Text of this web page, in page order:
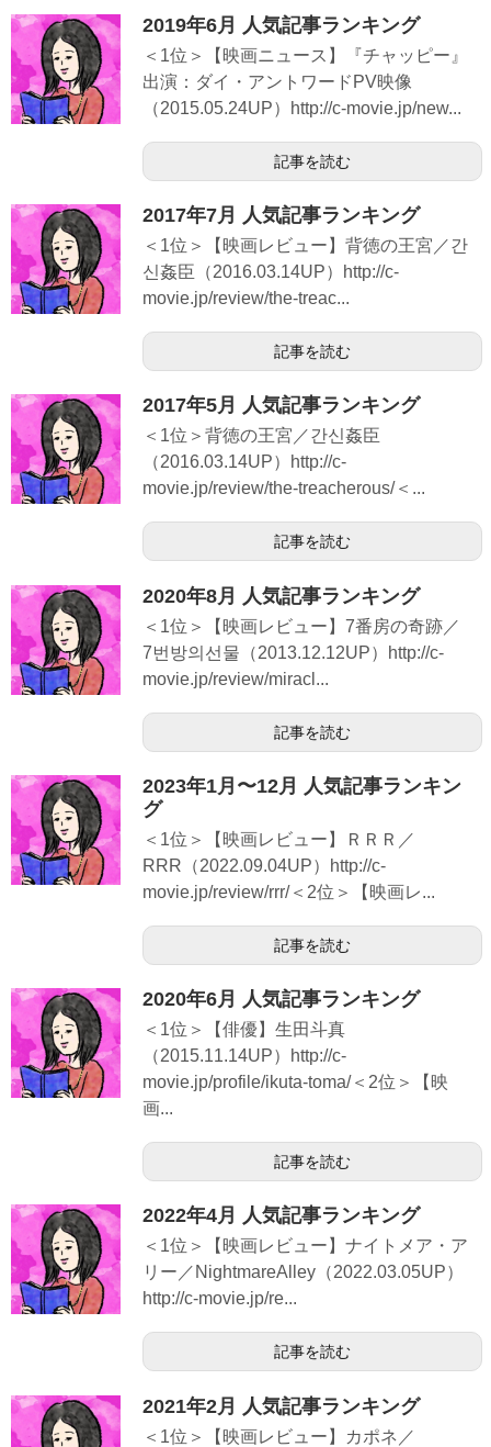
2019年6月 人気記事ランキング
＜1位＞【映画ニュース】『チャッピー』
出演：ダイ・アントワードPV映像
（2015.05.24UP）http://c-movie.jp/new...
記事を読む
2017年7月 人気記事ランキング
＜1位＞【映画レビュー】背徳の王宮／간
신姦臣（2016.03.14UP）http://c-
movie.jp/review/the-treac...
記事を読む
2017年5月 人気記事ランキング
＜1位＞背徳の王宮／간신姦臣
（2016.03.14UP）http://c-
movie.jp/review/the-treacherous/＜...
記事を読む
2020年8月 人気記事ランキング
＜1位＞【映画レビュー】7番房の奇跡／
7번방의선물（2013.12.12UP）http://c-
movie.jp/review/miracl...
記事を読む
2023年1月〜12月 人気記事ランキン
グ
＜1位＞【映画レビュー】ＲＲＲ／
RRR（2022.09.04UP）http://c-
movie.jp/review/rrr/＜2位＞【映画レ...
記事を読む
2020年6月 人気記事ランキング
＜1位＞【俳優】生田斗真
（2015.11.14UP）http://c-
movie.jp/profile/ikuta-toma/＜2位＞【映
画...
記事を読む
2022年4月 人気記事ランキング
＜1位＞【映画レビュー】ナイトメア・ア
リー／NightmareAlley（2022.03.05UP）
http://c-movie.jp/re...
記事を読む
2021年2月 人気記事ランキング
＜1位＞【映画レビュー】カポネ／